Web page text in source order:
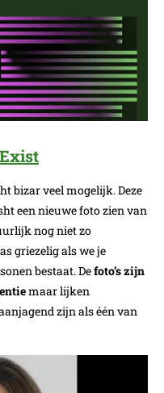
bizar veel mogelijk. Deze
een nieuwe foto zien van
nog niet zo
griezelig als we je
bestaat. Defoto’s zijn
maar lijken
zijn als één van